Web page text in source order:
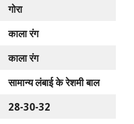
गोरा
काला रंग
काला रंग
सामान्य लंबाई के रेशमी बाल
28-30-32